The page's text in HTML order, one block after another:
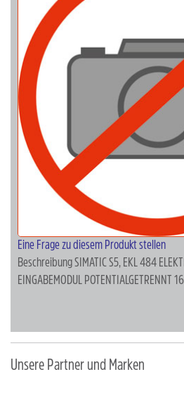
Eine Frage zu diesem Produkt stellen
BeschreibungSIMATIC S5, EKL 484
EINGABEMODUL POTENTIALGETRENNT
Unsere Partner und Marken